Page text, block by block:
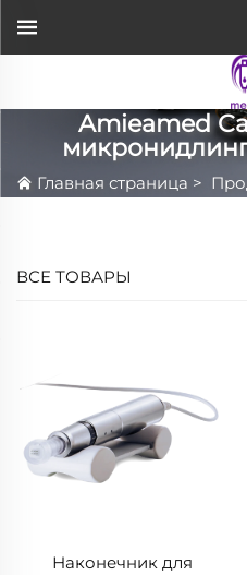
Amieamed
Главная страница >
ВСЕ ТОВАРЫ
Наконечник для